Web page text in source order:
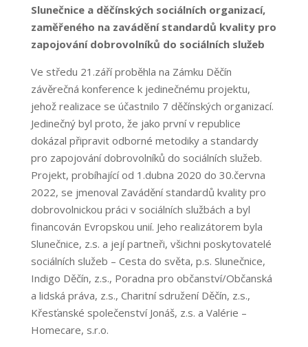
Slunečnice a děčínských sociálních organizací,
zaměřeného na zavádění standardů kvality pro
zapojování dobrovolníků do sociálních služeb
Ve středu 21.září proběhla na Zámku Děčín
závěrečná konference k jedinečnému projektu,
jehož realizace se účastnilo 7 děčínských organizací.
Jedinečný byl proto, že jako první v republice
dokázal připravit odborné metodiky a standardy
pro zapojování dobrovolníků do sociálních služeb.
Projekt, probíhající od 1.dubna 2020 do 30.června
2022, se jmenoval Zavádění standardů kvality pro
dobrovolnickou práci v sociálních službách a byl
financován Evropskou unií. Jeho realizátorem byla
Slunečnice, z.s. a její partneři, všichni poskytovatelé
sociálních služeb – Cesta do světa, p.s. Slunečnice,
Indigo Děčín, z.s., Poradna pro občanství/Občanská
a lidská práva, z.s., Charitní sdružení Děčín, z.s.,
Křesťanské společenství Jonáš, z.s. a Valérie –
Homecare, s.r.o.